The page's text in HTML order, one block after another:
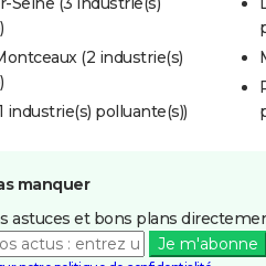
(2 industrie(s)
industrie(s) polluante(s))
manquer
astuces et bons plans
Je m'abonne